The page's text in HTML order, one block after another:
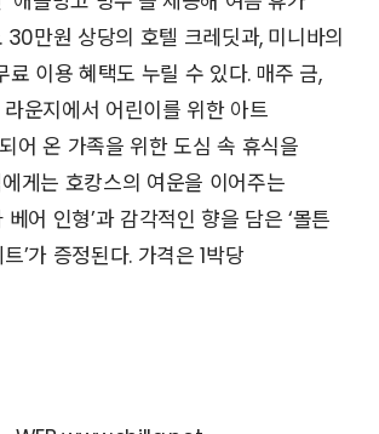
30만원 상당의 호텔 크레딧과, 미니바의
료 이용 혜택도 누릴 수 있다. 매주 금,
운지에서 어린이를 위한 아트
어 온 가족을 위한 도심 속 휴식을
게는 호캉스의 여운을 이어주는
베어 인형’과 감각적인 향을 담은 ‘몰튼
’가 증정된다. 가격은 1박당